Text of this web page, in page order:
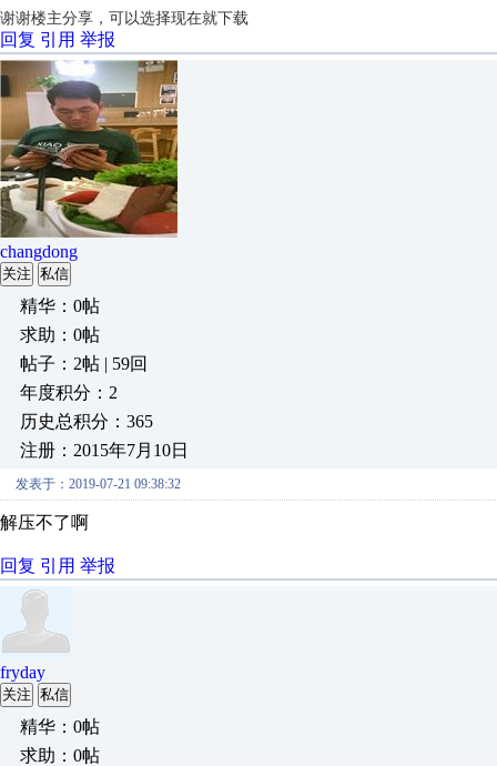
谢谢楼主分享，可以选择现在就下载
回复 引用 举报
changdong
关注 私信
精华：0帖
求助：0帖
帖子：2帖 | 59回
年度积分：2
历史总积分：365
注册：2015年7月10日
发表于：2019-07-21 09:38:32
解压不了啊
回复 引用 举报
fryday
关注 私信
精华：0帖
求助：0帖